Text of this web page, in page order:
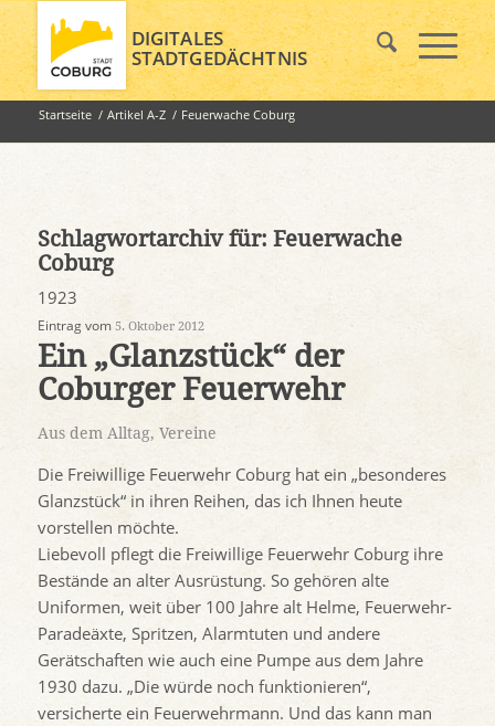
DIGITALES
STADTGEDÄCHTNIS
Startseite / Artikel A-Z / Feuerwache Coburg
Schlagwortarchiv für: Feuerwache
Coburg
1923
Eintrag vom 5. Oktober 2012
Ein „Glanzstück“ der
Coburger Feuerwehr
Aus dem Alltag, Vereine
Die Freiwillige Feuerwehr Coburg hat ein „besonderes
Glanzstück“ in ihren Reihen, das ich Ihnen heute
vorstellen möchte.
Liebevoll pflegt die Freiwillige Feuerwehr Coburg ihre
Bestände an alter Ausrüstung. So gehören alte
Uniformen, weit über 100 Jahre alt Helme, Feuerwehr-
Paradeäxte, Spritzen, Alarmtuten und andere
Gerätschaften wie auch eine Pumpe aus dem Jahre
1930 dazu. „Die würde noch funktionieren“,
versicherte ein Feuerwehrmann. Und das kann man